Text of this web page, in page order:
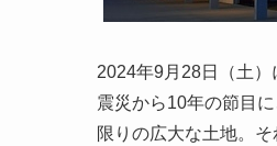
2024年9月28日（土
震災から10年の節目
限りの広大な土地。